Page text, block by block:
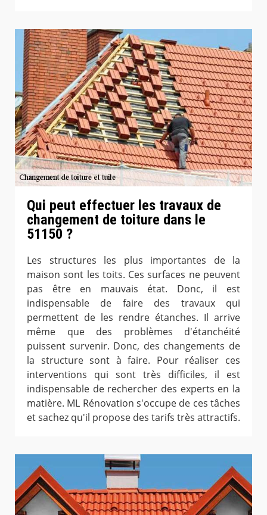
Qui peut effectuer les travaux de
changement de toiture dans le
51150 ?
Les structures les plus importantes de la
maison sont les toits. Ces surfaces ne peuvent
pas être en mauvais état. Donc, il est
indispensable de faire des travaux qui
permettent de les rendre étanches. Il arrive
même que des problèmes d'étanchéité
puissent survenir. Donc, des changements de
la structure sont à faire. Pour réaliser ces
interventions qui sont très difficiles, il est
indispensable de rechercher des experts en la
matière. ML Rénovation s'occupe de ces tâches
et sachez qu'il propose des tarifs très attractifs.